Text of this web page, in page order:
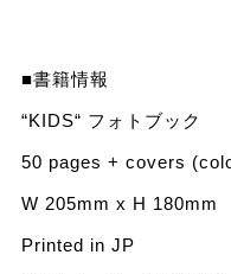
■書籍情報
“KIDS“ フォトブック
50 pages + covers
W 205mm x H 180mm
Printed in JP